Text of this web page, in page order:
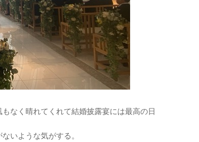
なく晴れてくれて結婚披露宴には最高の日
いような気がする。